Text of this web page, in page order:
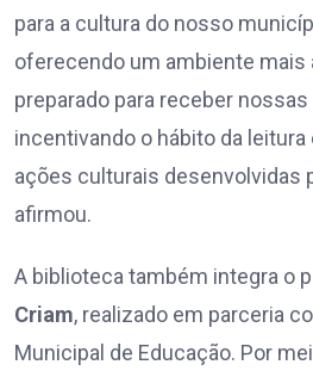
para a cultura do nosso
oferecendo um ambiente mais
preparado para receber
incentivando o hábito da
ações culturais desenvolvidas
afirmou.
A biblioteca também integra o
Criam, realizado em parceria
Municipal de Educação. Por